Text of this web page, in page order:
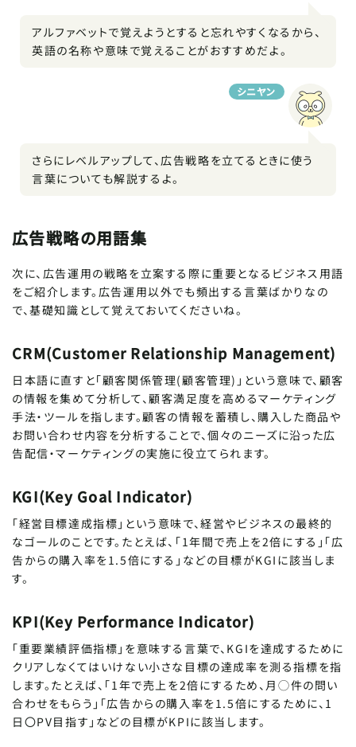
アルファベットで覚えようとすると忘れやすくなるから、
英語の名称や意味で覚えることがおすすめだよ。
シニヤン
さらにレベルアップして、広告戦略を立てるときに使う
言葉についても解説するよ。
広告戦略の用語集
次に、広告運用の戦略を立案する際に重要となるビジネス用語
をご紹介します。広告運用以外でも頻出する言葉ばかりなの
で、基礎知識として覚えておいてくださいね。
CRM(Customer Relationship Management)
日本語に直すと「顧客関係管理(顧客管理)」という意味で、顧客
の情報を集めて分析して、顧客満足度を高めるマーケティング
手法・ツールを指します。顧客の情報を蓄積し、購入した商品や
お問い合わせ内容を分析することで、個々のニーズに沿った広
告配信・マーケティングの実施に役立てられます。
KGI(Key Goal Indicator)
「経営目標達成指標」という意味で、経営やビジネスの最終的
なゴールのことです。たとえば、「1年間で売上を2倍にする」「広
告からの購入率を1.5倍にする」などの目標がKGIに該当しま
す。
KPI(Key Performance Indicator)
「重要業績評価指標」を意味する言葉で、KGIを達成するために
クリアしなくてはいけない小さな目標の達成率を測る指標を指
します。たとえば、「1年で売上を2倍にするため、月◯件の問い
合わせをもらう」「広告からの購入率を1.5倍にするために、1
日〇PV目指す」などの目標がKPIに該当します。